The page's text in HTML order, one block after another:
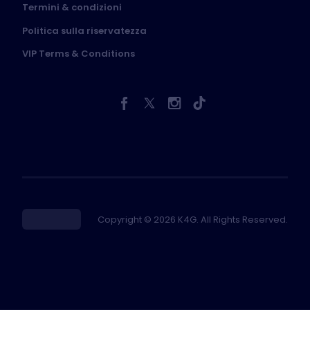
Termini & condizioni
Politica sulla riservatezza
VIP Terms & Conditions
Copyright © 2026 K4G. All Rights Reserved.